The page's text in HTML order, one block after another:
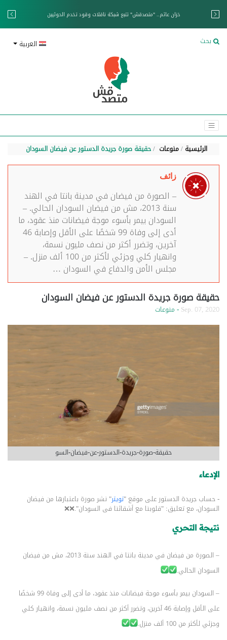
خزان عائم.. "متصدقش" تتبع شبكة ناقلات وقود تخدم الحوثيين
بحث العربية
الرئيسية منوعات حقيقة صورة جريدة الدستور عن فيضان السودان
زائف
– الصورة من فيضان في مدينة بانتا في الهند
سنة 2013، مش من فيضان السودان الحالي. –
السودان بيمر بأسوء موجة فيضانات منذ عقود، ما
أدى إلى وفاة 99 شخصًا على الأقل وإصابة 46
آخرين، وتضرر أكثر من نصف مليون نسمة،
وانهيار كلي وجزئي لأكثر من 100 ألف منزل. –
مجلس الأمن والدفاع في السودان …
حقيقة صورة جريدة الدستور عن فيضان السودان
Sep. 07, 2020 - منوعات
حقيقة-صورة-جريدة-الدستور-عن-فيضان-السو
الإدعاء
- حساب جريدة الدستور على موقع "تويتر" نشر صورة باعتبارها من فيضان
السودان، مع تعليق: "قلوبنا مع أشقائنا فى السودان".❌❌
نتيجة التحري
– الصورة من فيضان في مدينة بانتا في الهند سنة 2013، مش من فيضان
السودان الحالي.
– السودان بيمر بأسوء موجة فيضانات منذ عقود، ما أدى إلى وفاة 99 شخصًا
على الأقل وإصابة 46 آخرين، وتضرر أكثر من نصف مليون نسمة، وانهيار كلي
وجزئي لأكثر من 100 ألف منزل.